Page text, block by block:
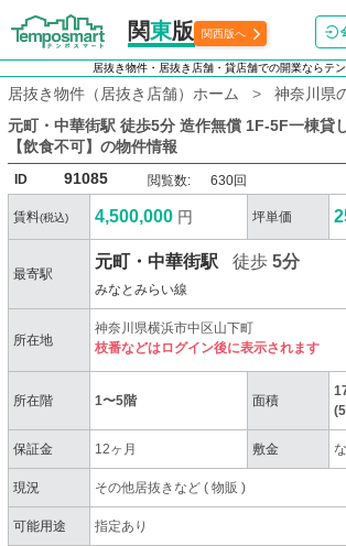
関東版 関西版へ
居抜き物件・居抜き店舗・貸店舗での開業ならテ
居抜き物件（居抜き店舗）ホーム
神奈川県
元町・中華街駅 徒歩5分 造作無償 1F-5F一棟貸
【飲食不可】 の物件情報
ID 91085 閲覧数: 630回
賃料(税込) 4,500,000 円 坪単価
最寄駅
元町・中華街駅 徒歩5分
みなとみらい線
所在地
神奈川県横浜市中区山下町
枝番などはログイン後に表示されます
所在階 1〜5階 面積
保証金 12ヶ月 敷金
現況 その他居抜きなど(物販)
可能用途 指定あり